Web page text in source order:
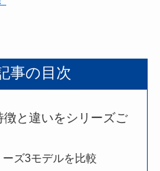
事の目次
徴と違いをシリーズご
ズ3モデルを比較